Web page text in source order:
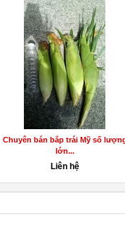
Chuyên bán bắp trái Mỹ số
lớn...
Liên hệ